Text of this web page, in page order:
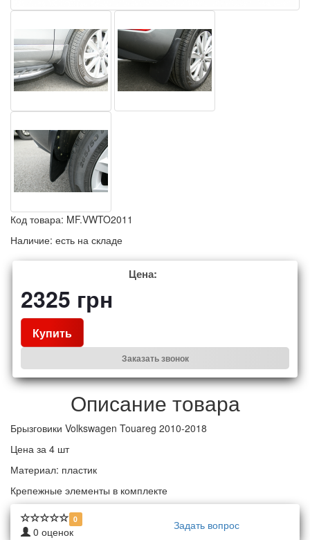
Код товара: MF.VWTO2011
Наличие: есть на складе
Цена:
2325 грн
Купить
Заказать звонок
Описание товара
Брызговики Volkswagen Touareg 2010-2018
Цена за 4 шт
Материал: пластик
Крепежные элементы в комплекте
0
0 оценок Задать вопрос